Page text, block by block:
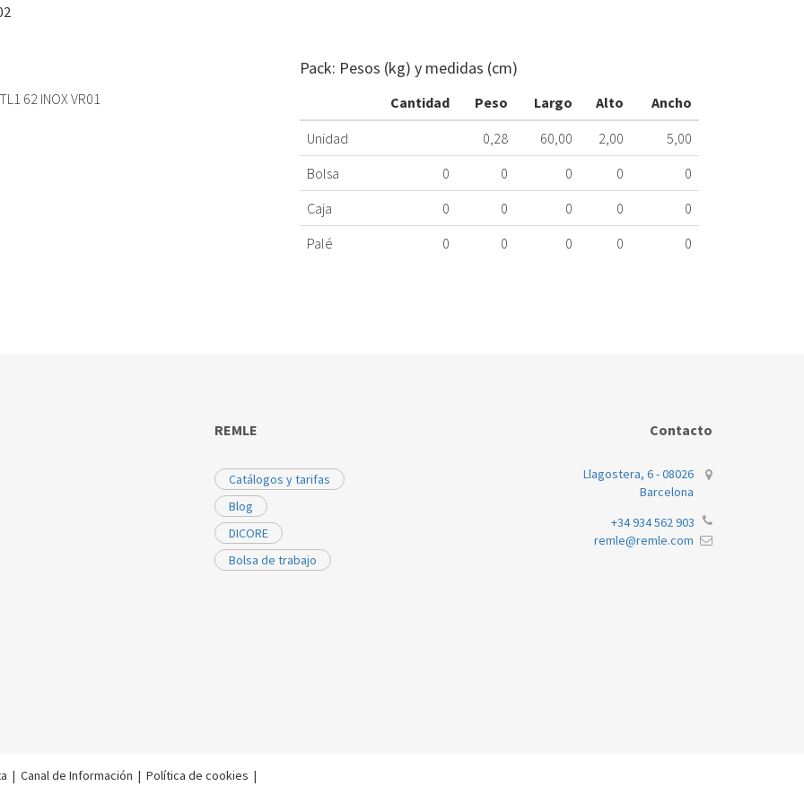
62 INOX VR01
Pack: Pesos (kg) y medidas (cm)
Cantidad Peso Largo Alto
Ancho
Unidad
0,28 60,00 2,00
5,00
Bolsa
0 0 0 0
0
Caja
0 0 0 0
0
Palé
0 0 0 0 0
REMLE
Catálogos y tarifas
Blog
DICORE
Bolsa de trabajo
Contacto
Llagostera, 6 - 08026
Barcelona
+34 934 562 903
remle@remle.com
| Canal de Información | Política de cookies |